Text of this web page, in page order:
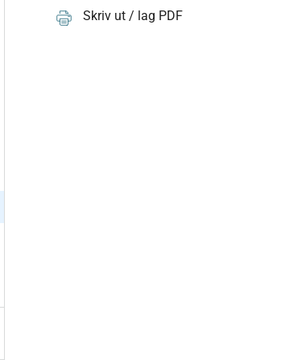
Skriv ut / lag PDF